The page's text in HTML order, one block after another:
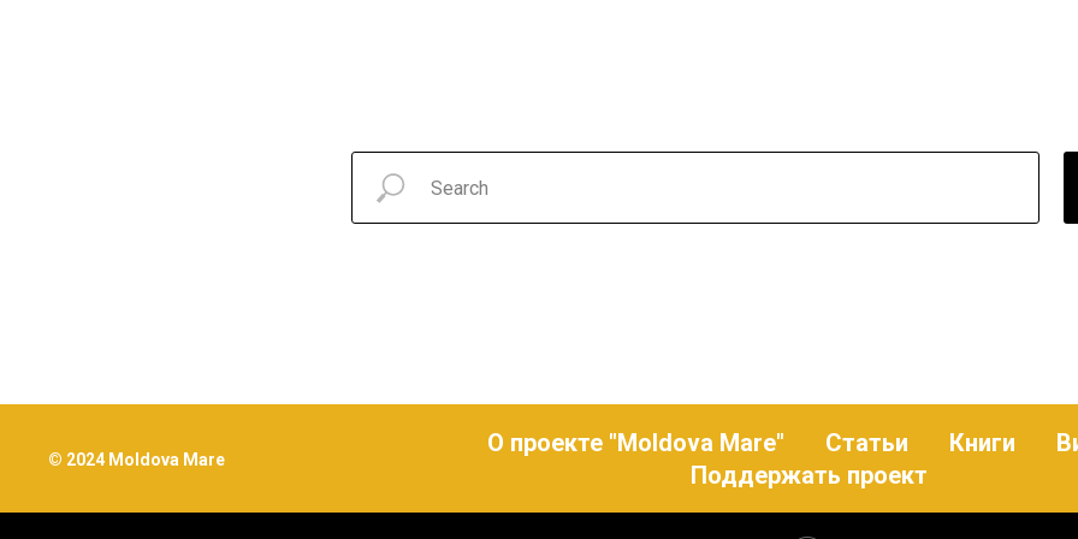
© 2024 Moldova Mare
О проекте "Moldova Mare" Статьи Книги
Поддержать проект